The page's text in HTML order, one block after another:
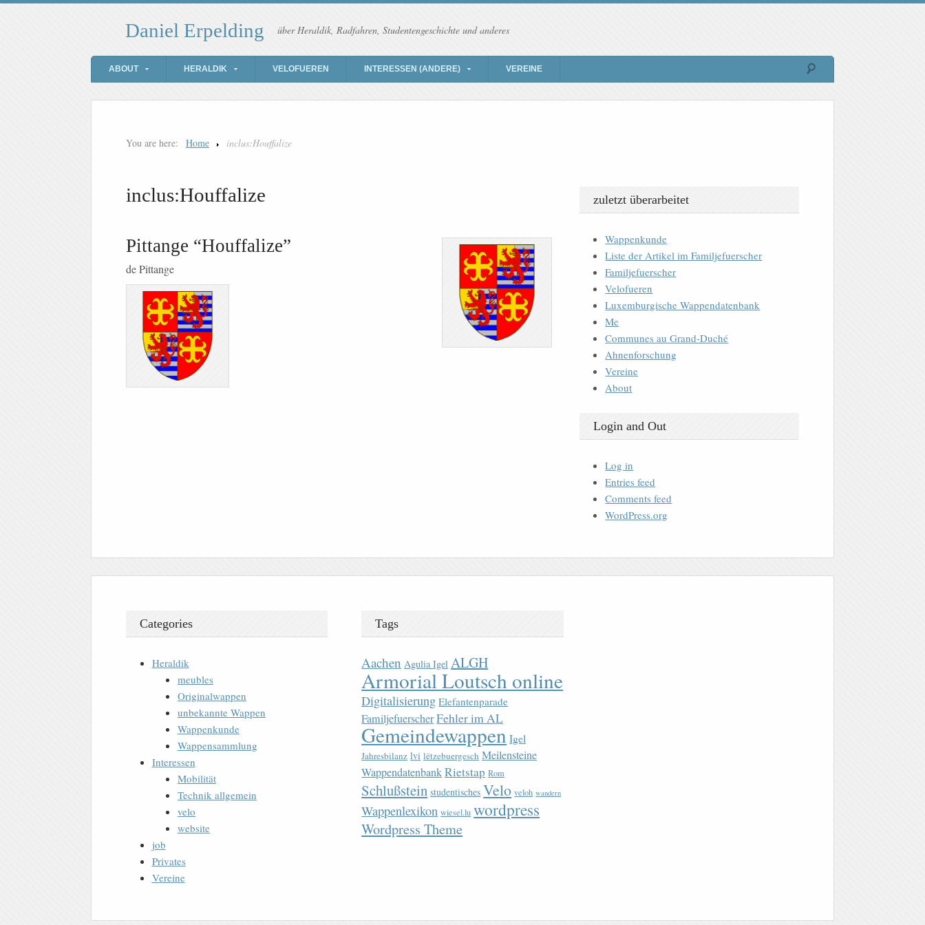
Daniel Erpelding über Heraldik, Radfahren, Studentengeschichte und anderes
ABOUT HERALDIK VELOFUEREN INTERESSEN (ANDERE) VEREINE
You are here: Home inclus:Houffalize
inclus:Houffalize
Pittange “Houffalize”
de Pittange
zuletzt überarbeitet
Wappenkunde
Liste der Artikel im Familjefuerscher
Familjefuerscher
Velofueren
Luxemburgische Wappendatenbank
Me
Communes au Grand-Duché
Ahnenforschung
Vereine
About
Login and Out
Log in
Entries feed
Comments feed
WordPress.org
Categories
Heraldik
meubles
Originalwappen
unbekannte Wappen
Wappenkunde
Wappensammlung
Interessen
Mobilität
Technik allgemein
velo
website
job
Privates
Vereine
Tags
Aachen Agulia Igel ALGH
Armorial Loutsch online
Digitalisierung Elefantenparade
FamiljefuerscherFehler im AL
Gemeindewappen Igel
Jahresbilanz lvi lëtzebuergesch Meilensteine
WappendatenbankRietstap Rom
Schlußstein studentisches Velo veloh wandern
Wappenlexikon wiesel.lu wordpress
Wordpress Theme